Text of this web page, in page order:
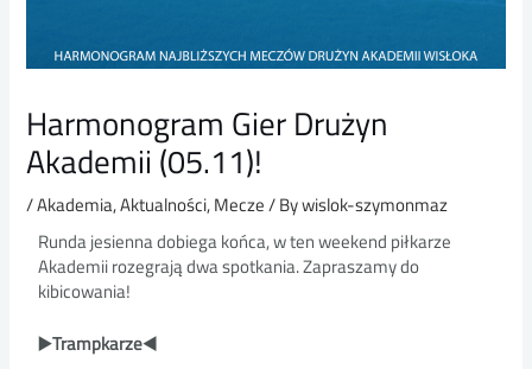
Harmonogram Gier Drużyn
Akademii (05.11)!
/Akademia,Aktualności,Mecze/ Bywislok-szymonmaz
Runda jesienna dobiega końca, w ten weekend piłkarze
Akademii rozegrają dwa spotkania. Zapraszamy do
kibicowania!
▶️Trampkarze◀️